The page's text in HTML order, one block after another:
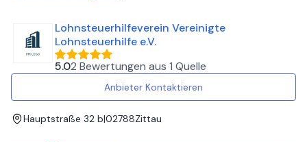
Lohnsteuerhilfeverein Vereinigte
Lohnsteuerhilfe e.V.
5.02 Bewertungen aus 1 Quelle
Anbieter Kontaktieren
Hauptstraße 32 b|02788Zittau